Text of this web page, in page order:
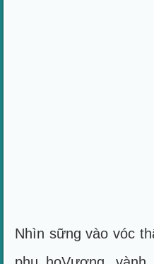
Nhìn sững vào vóc